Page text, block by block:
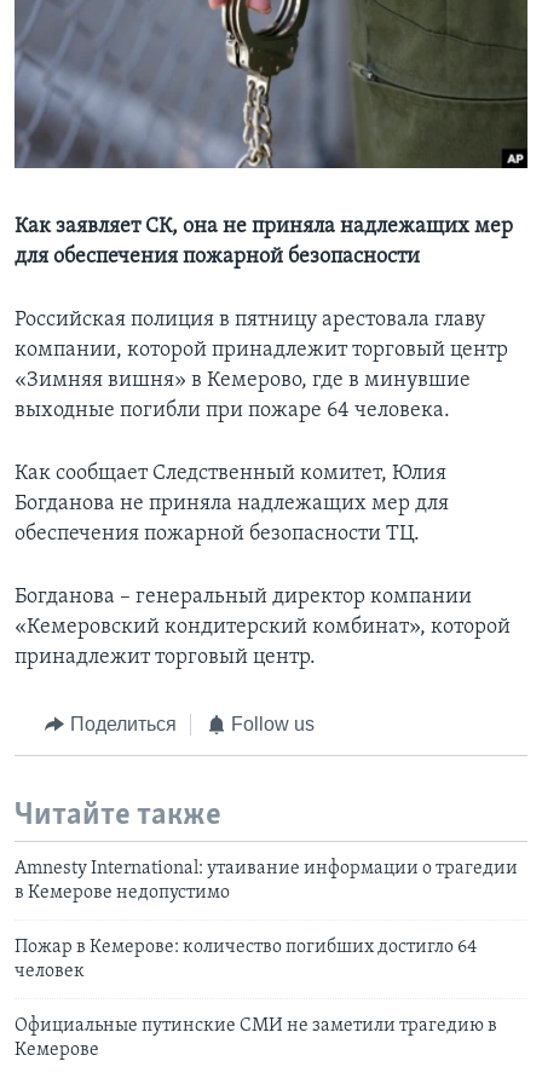
Learning English
СОЦИАЛЬНЫЕ СЕТИ
Языки
Как заявляет СК, она не приняла надлежащих мер
для обеспечения пожарной безопасности
Российская полиция в пятницу арестовала главу
компании, которой принадлежит торговый центр
«Зимняя вишня» в Кемерово, где в минувшие
выходные погибли при пожаре 64 человека.
Как сообщает Следственный комитет, Юлия
Богданова не приняла надлежащих мер для
обеспечения пожарной безопасности ТЦ.
Богданова – генеральный директор компании
«Кемеровский кондитерский комбинат», которой
принадлежит торговый центр.
Поделиться Follow us
Читайте также
Amnesty International: утаивание информации о трагедии
в Кемерове недопустимо
Пожар в Кемерове: количество погибших достигло 64
человек
Официальные путинские СМИ не заметили трагедию в
Кемерове